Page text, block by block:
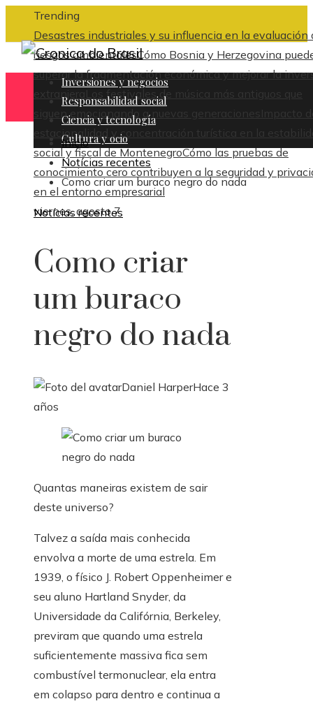
Trending
Desastres industriales y su influencia en la evaluación
riesgos ambientalesCómo Bosnia y Herzegovina
superar la fragmentación económica y mejorar la
extranjera
Los festivales de música más antiguos que
siguen emocionando a nuevas generaciones
Impacto
estacionalidad y concentración turística en la
social y fiscal de MontenegroCómo las pruebas de
conocimiento cero contribuyen a la seguridad y
en el entorno empresarial
viernes, agosto 7
Inversiones y negocios
Responsabilidad social
Ciencia y tecnología
Cultura y ocio
Inicio
Notícias recentes
Como criar um buraco negro do nada
Notícias recentes
Como criar
um buraco
negro do nada
Daniel HarperHace 3
años
Quantas maneiras existem de sair
deste universo?
Talvez a saída mais conhecida
envolva a morte de uma estrela. Em
1939, o físico J. Robert Oppenheimer e
seu aluno Hartland Snyder, da
Universidade da Califórnia, Berkeley,
previram que quando uma estrela
suficientemente massiva fica sem
combustível termonuclear, ela entra
em colapso para dentro e continua a